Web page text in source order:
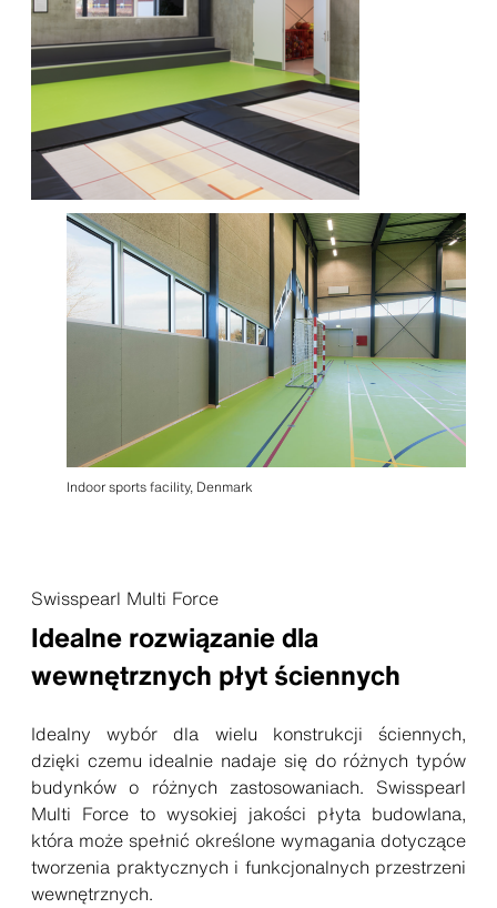
Indoor sports facility, Denmark
Swisspearl Multi Force
Idealne rozwiązanie dla
wewnętrznych płyt ściennych
Idealny wybór dla wielu konstrukcji ściennych,
dzięki czemu idealnie nadaje się do różnych typów
budynków o różnych zastosowaniach. Swisspearl
Multi Force to wysokiej jakości płyta budowlana,
która może spełnić określone wymagania dotyczące
tworzenia praktycznych i funkcjonalnych przestrzeni
wewnętrznych.